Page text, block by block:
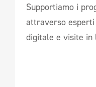
Supportiamo i
attraverso
digitale e visite in